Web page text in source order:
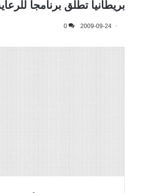
بريطانيا تطلق برنامجاً
2009-09-24
0